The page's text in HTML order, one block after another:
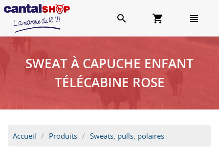
search shopping_cart view_headline
SWEAT À CAPUCHE ENFANT
TÉLÉCABINE ROSE
Accueil Produits Sweats, pulls, polaires